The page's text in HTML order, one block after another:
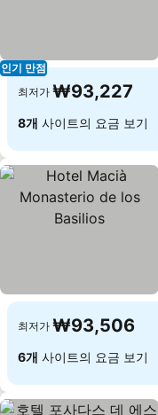
인기 만점
최저가 ₩93,227
8개 사이트의 요금 보기
최저가 ₩93,506
6개 사이트의 요금 보기